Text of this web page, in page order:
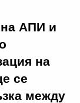
на АПИ и
на
се
между